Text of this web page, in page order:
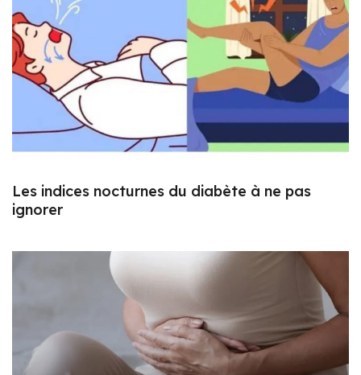
Les indices nocturnes du diabète à ne pas
ignorer